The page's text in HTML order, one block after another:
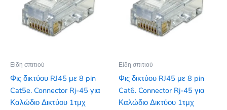
Είδη σπιτιού
Φις δικτύου RJ45 με 8 pin
Cat5e. Connector Rj-45 για
Καλώδιο Δικτύου 1τμχ
Είδη σπιτιού
Φις δικτύου RJ45 με 8 pin
Cat6. Connector Rj-45 για
Καλώδιο Δικτύου 1τμχ